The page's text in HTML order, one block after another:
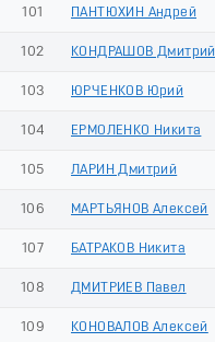
101 ПАНТЮХИН Андрей
102 КОНДРАШОВ Дмитрий
103 ЮРЧЕНКОВ Юрий
104 ЕРМОЛЕНКО Никита
105 ЛАРИН Дмитрий
106 МАРТЬЯНОВ Алексей
107 БАТРАКОВ Никита
108 ДМИТРИЕВ Павел
109 КОНОВАЛОВ Алексей